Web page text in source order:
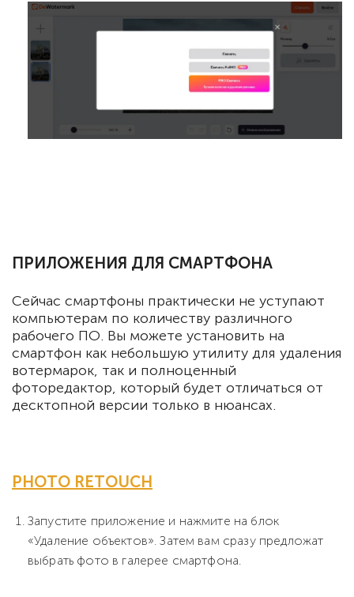
ПРИЛОЖЕНИЯ ДЛЯ СМАРТФОНА
Сейчас смартфоны практически не уступают
компьютерам по количеству различного
рабочего ПО. Вы можете установить на
смартфон как небольшую утилиту для удаления
вотермарок, так и полноценный
фоторедактор, который будет отличаться от
десктопной версии только в нюансах.
PHOTO RETOUCH
Запустите приложение и нажмите на блок
«Удаление объектов». Затем вам сразу предложат
выбрать фото в галерее смартфона.